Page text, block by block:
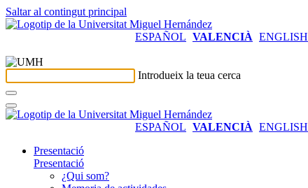
Saltar al contingut principal
ESPAÑOL VALENCIÀ ENGLISH
Introdueix la teua cerca
ESPAÑOL VALENCIÀ ENGLISH
Presentació
Presentació
¿Qui som?